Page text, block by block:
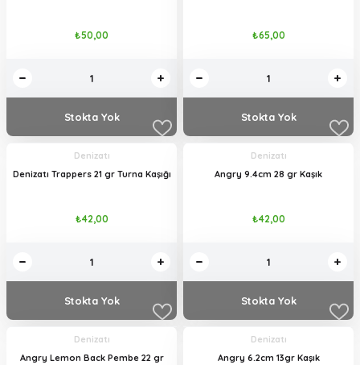
₺50,00
Stokta Yok
₺65,00
Stokta Yok
Denizatı
Denizatı Trappers 21 gr Turna Kaşığı
₺42,00
Stokta Yok
Denizatı
Angry 9.4cm 28 gr Kaşık
₺42,00
Stokta Yok
Denizatı
Angry Lemon Back Pembe 22 gr
Denizatı
Angry 6.2cm 13gr Kaşık